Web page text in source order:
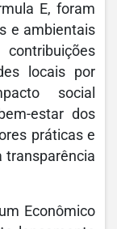
E, foram
e ambientais
locais por
social
estar dos
práticas e
transparência
Econômico